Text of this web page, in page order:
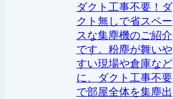
ダクト工事不要！ダ
クト無しで省スペー
スな集塵機のご紹介
です。粉塵が舞いや
すい現場や倉庫など
に、ダクト工事不要
で部屋全体を集塵出